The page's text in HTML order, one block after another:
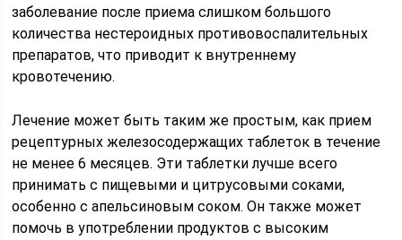
заболевание после приема слишком большого
количества нестероидных противовоспалительных
препаратов, что приводит к внутреннему
кровотечению.
Лечение может быть таким же простым, как прием
рецептурных железосодержащих таблеток в течение
не менее 6 месяцев. Эти таблетки лучше всего
принимать с пищевыми и цитрусовыми соками,
особенно с апельсиновым соком. Он также может
помочь в употреблении продуктов с высоким